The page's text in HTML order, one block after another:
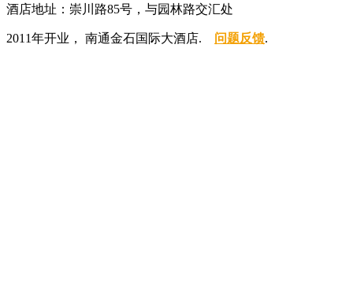
酒店地址：崇川路85号，与园林路交汇处
2011年开业， 南通金石国际大酒店. 问题反馈.